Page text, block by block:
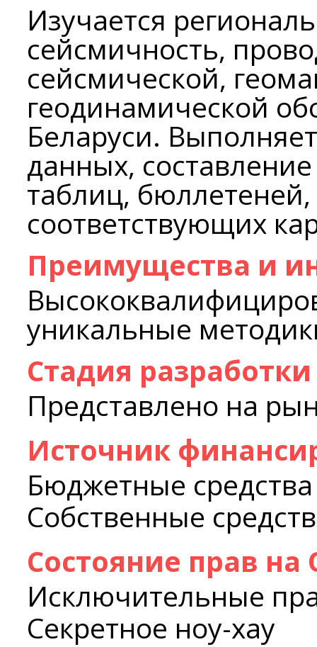
Изучается
сейсмичность,
сейсмической,
геодинамической
Беларуси.
данных,
таблиц,
соответствующих
Преимущества и
уникальные
Стадия разработки
Представлено на
Источник
Бюджетные средства
Собственные
Состояние прав на
Исключительные
Секретное ноу-хау